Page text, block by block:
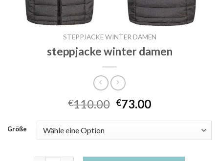
STEPPJACKE WINTER DAMEN
steppjacke winter damen
€110.00 €73.00
Größe